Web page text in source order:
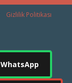
Gizlilik Politikası
WhatsApp